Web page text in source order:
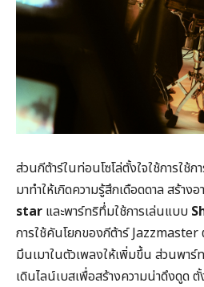
ส่วนกีต้าร์ในท่อนโซโล่ตั้งใจใช้การใช้ก
มาทำให้เกิดความรู้สึกเดือดดาล สร้าง
star และพาร์ทริทึ่มใช้การเล่นแบบ
การใช้คันโยกของกีต้าร์Jazzmaster
มึนเมาในตัวเพลงให้เพิ่มขึ้น ส่วนพาร์
เดินไลน์เบสเพื่อสร้างความน่าดึงดูด